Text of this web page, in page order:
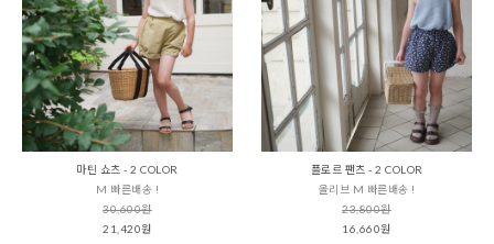
마틴 쇼츠 - 2 COLOR
M 빠른배송 !
30,600원
21,420원
플로르 팬츠 - 2 COLOR
올리브 M 빠른배송 !
23,800원
16,660원